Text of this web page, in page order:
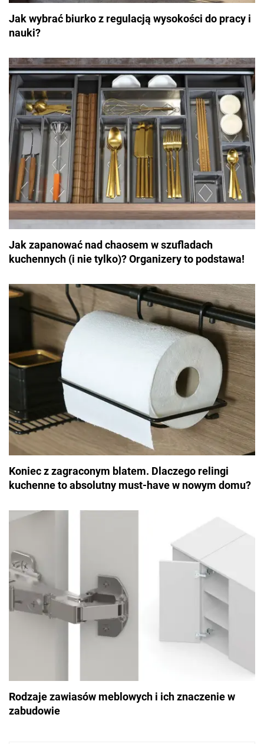
Jak wybrać biurko z regulacją wysokości do pracy i
nauki?
Jak zapanować nad chaosem w szufladach
kuchennych (i nie tylko)? Organizery to podstawa!
Koniec z zagraconym blatem. Dlaczego relingi
kuchenne to absolutny must-have w nowym domu?
Rodzaje zawiasów meblowych i ich znaczenie w
zabudowie